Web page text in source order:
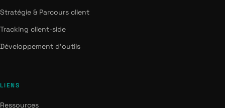
Stratégie & Parcours client
Tracking client-side
Développement d'outils
LIENS
Ressources